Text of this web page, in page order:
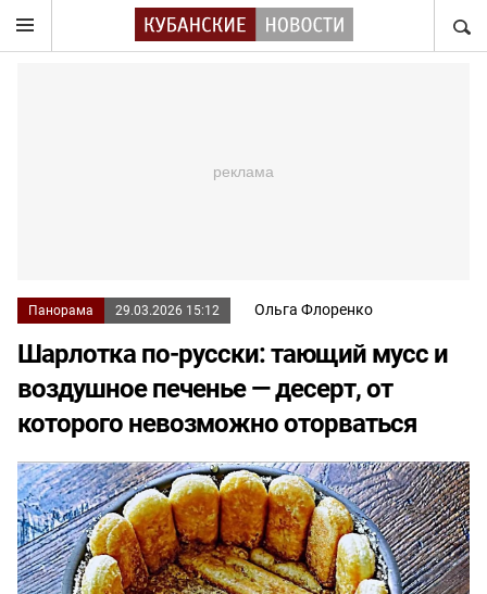
Панорама 29.03.2026 15:12 Ольга Флоренко
Шарлотка по-русски: тающий мусс и
воздушное печенье — десерт, от
которого невозможно оторваться